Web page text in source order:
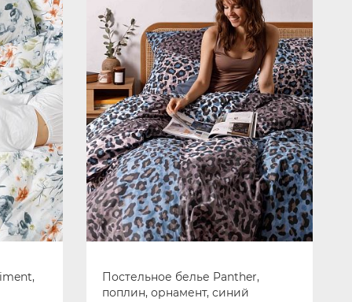
Постельное белье Panther,
поплин, орнамент, синий